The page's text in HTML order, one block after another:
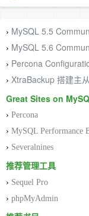
› MySQL 5.5
› MySQL 5.6
› Percona
› XtraBackup 搭建主
Great Sites on
› Percona
› MySQL Performance
› Severalnines
推荐管理工具
› Sequel Pro
› phpMyAdmin